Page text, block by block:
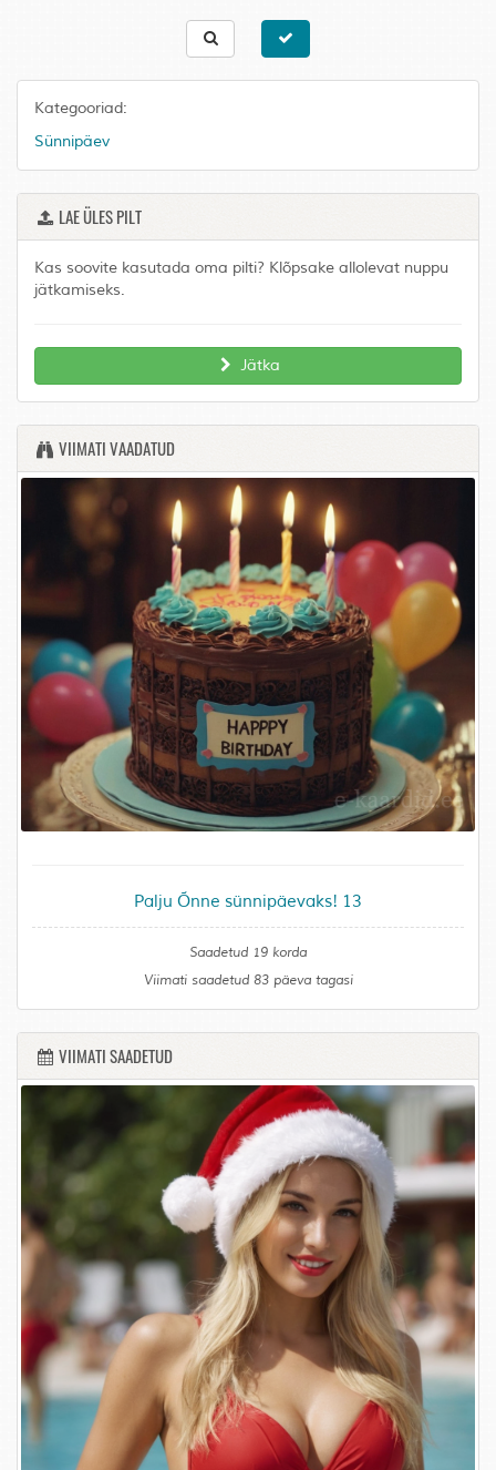
Kategooriad:
Sünnipäev
LAE ÜLES PILT
Kas soovite kasutada oma pilti? Klõpsake allolevat nuppu
jätkamiseks.
Jätka
VIIMATI VAADATUD
Palju Õnne sünnipäevaks! 13
Saadetud 19 korda
Viimati saadetud 83 päeva tagasi
VIIMATI SAADETUD